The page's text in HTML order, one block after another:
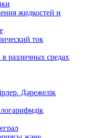
жидкостей и
ток
различных средах
Дәрежелік